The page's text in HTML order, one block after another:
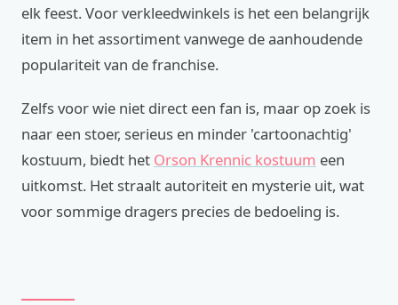
elk feest. Voor verkleedwinkels is het een belangrijk
item in het assortiment vanwege de aanhoudende
populariteit van de franchise.
Zelfs voor wie niet direct een fan is, maar op zoek is
naar een stoer, serieus en minder 'cartoonachtig'
kostuum, biedt het Orson Krennic kostuum een
uitkomst. Het straalt autoriteit en mysterie uit, wat
voor sommige dragers precies de bedoeling is.